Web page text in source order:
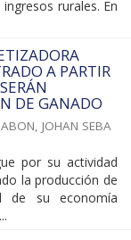
rurales. En
A PARTIR
DE GANADO
JOHAN SEBA
por su actividad
la producción de
de su economía